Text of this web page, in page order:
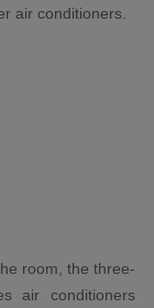
air conditioners.
room, the three-
air conditioners